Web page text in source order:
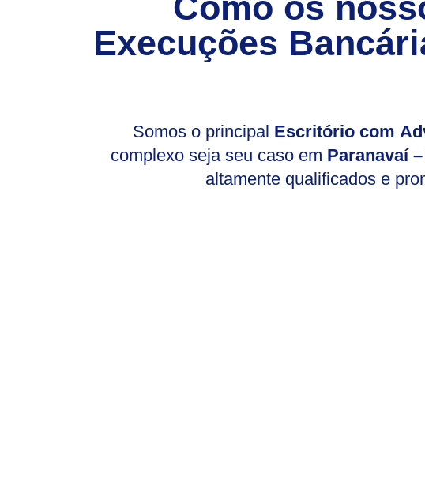
Execuções
Somos o principal Escritório com
complexo seja seu caso em Paranavaí
altamente qualificados e